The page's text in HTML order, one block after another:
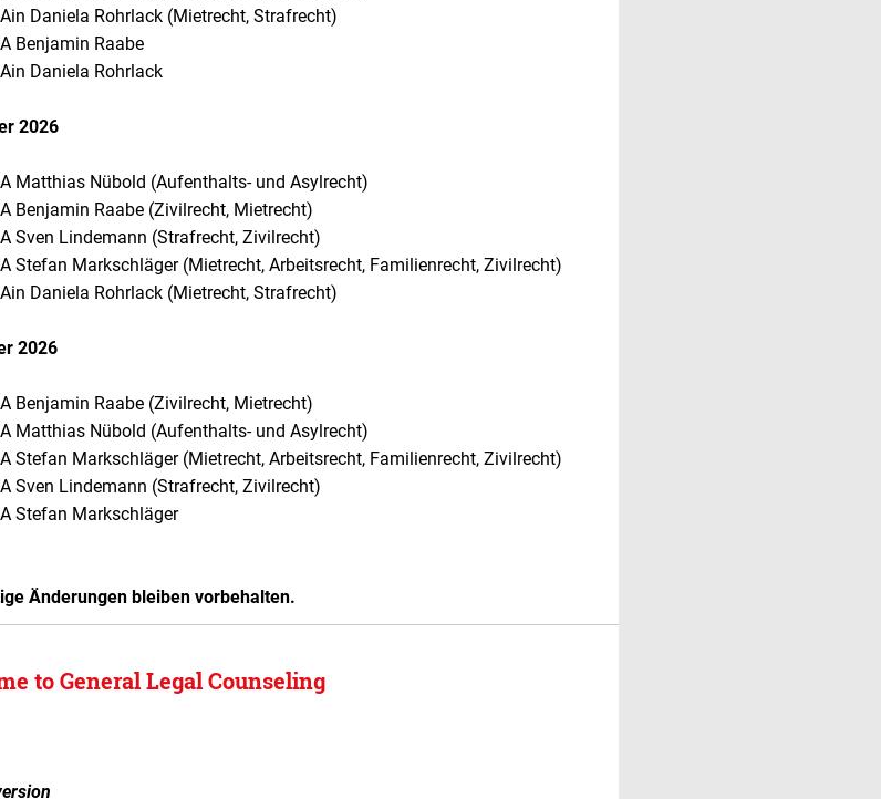
Daniela Rohrlack (Mietrecht, Strafrecht)
Benjamin Raabe
Daniela Rohrlack
2026
Matthias Nübold (Aufenthalts- und Asylrecht)
Benjamin Raabe (Zivilrecht, Mietrecht)
Sven Lindemann (Strafrecht, Zivilrecht)
Stefan Markschläger (Mietrecht, Arbeitsrecht, Familienrecht, Zivilrecht)
Daniela Rohrlack (Mietrecht, Strafrecht)
2026
Benjamin Raabe (Zivilrecht, Mietrecht)
Matthias Nübold (Aufenthalts- und Asylrecht)
Stefan Markschläger (Mietrecht, Arbeitsrecht, Familienrecht, Zivilrecht)
Sven Lindemann (Strafrecht, Zivilrecht)
Stefan Markschläger
Änderungen bleiben vorbehalten.
to General Legal Counseling